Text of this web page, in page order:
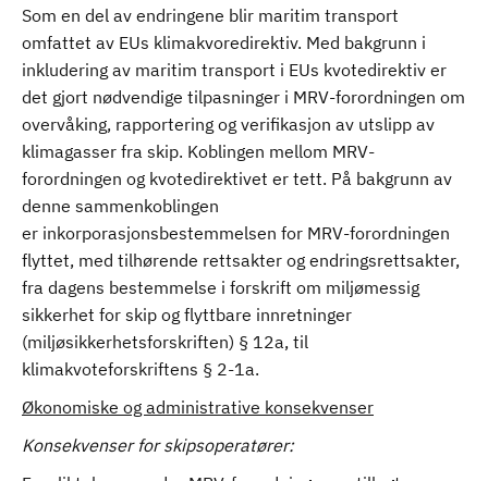
Som en del av endringene blir maritim transport
omfattet av EUs klimakvoredirektiv. Med bakgrunn i
inkludering av maritim transport i EUs kvotedirektiv er
det gjort nødvendige tilpasninger i MRV-forordningen om
overvåking, rapportering og verifikasjon av utslipp av
klimagasser fra skip. Koblingen mellom MRV-
forordningen og kvotedirektivet er tett. På bakgrunn av
denne sammenkoblingen
er inkorporasjonsbestemmelsen for MRV-forordningen
flyttet, med tilhørende rettsakter og endringsrettsakter,
fra dagens bestemmelse i forskrift om miljømessig
sikkerhet for skip og flyttbare innretninger
(miljøsikkerhetsforskriften) § 12a, til
klimakvoteforskriftens § 2-1a.
Økonomiske og administrative konsekvenser
Konsekvenser for skipsoperatører: